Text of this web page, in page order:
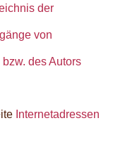
der
von
des Autors
Internetadressen